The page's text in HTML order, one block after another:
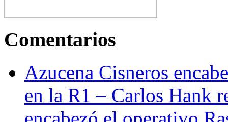
Comentarios
Azucena Cisneros
en la R1 – Carlos Hank